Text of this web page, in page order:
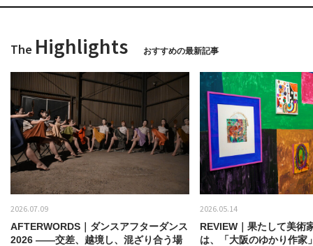
The Highlights おすすめの最新記事
2026.07.09
AFTERWORDS｜ダンスアフターダンス
2026 ——交差、越境し、混ざり合う場
2026.05.14
REVIEW｜果たして美術
は、「大阪のゆかり作家